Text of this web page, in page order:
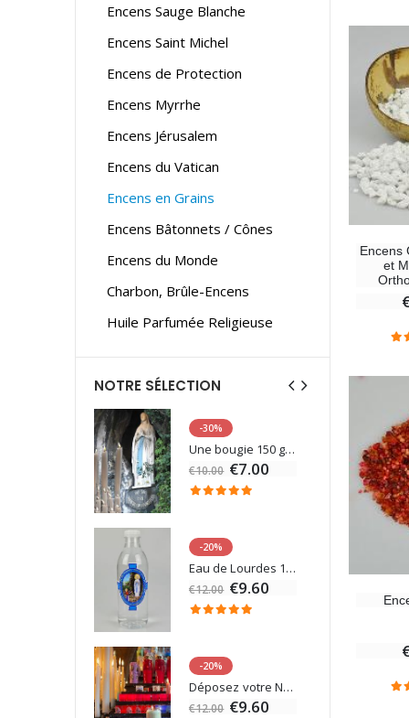
Encens
et
Encens Sauge Blanche
Encens Saint Michel
Encens de Protection
Encens Myrrhe
Encens Jérusalem
Encens du Vatican
Encens en Grains
Encens Bâtonnets / Cônes
Encens du Monde
Charbon, Brûle-Encens
Huile Parfumée Religieuse
NOTRE SÉLECTION
-30%
Une bougie 150 gr et votre Prière déposées à Lourdes
€10.00 €7.00
-20%
Eau de Lourdes 1 Litre
€12.00 €9.60
-20%
Déposez votre Neuvaine à Lourdes
€12.00 €9.60